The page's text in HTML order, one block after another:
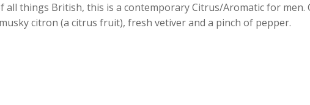
things British, this is a contemporary Citrus/Aromatic for men.
citron (a citrus fruit), fresh vetiver and a pinch of pepper.